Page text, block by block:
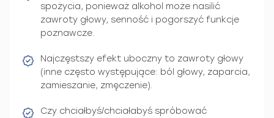
spożycia, ponieważ alkohol może nasilić
zawroty głowy, senność i pogorszyć funkcje
poznawcze.
Najczęstszy efekt uboczny to zawroty głowy
(inne często występujące: ból głowy, zaparcia,
zamieszanie, zmęczenie).
Czy chciałbyś/chciałabyś spróbować